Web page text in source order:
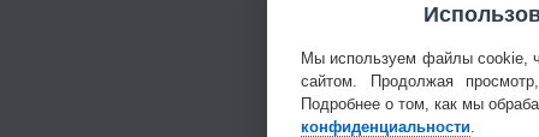
Мы используем файлы cookie,
сайтом. Продолжая
Подробнее о том, как мы
конфиденциальности